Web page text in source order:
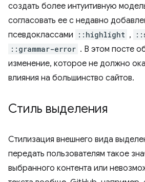
создать более интуитивную
согласовать ее с недавно
псевдоклассами
::highlight ,
::grammar-error . В этом посте
изменение, которое не должно
влияния на большинство сайтов.
Стиль выделения
Стилизация внешнего вида
передать пользователям такое
выбранного контента или